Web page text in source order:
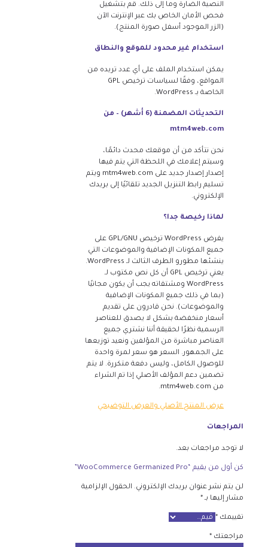
النصية الضارة وما إلى ذلك. قم بتشغيل
فحص الأمان الخاص بك عبر الإنترنت الآن
(الزر الموجود أسفل صورة المنتج).
استخدام غير محدود للموقع والنطاق
يمكن استخدام الملف على أي عدد تريده من
المواقع، وفقًا لسياسات ترخيص GPL
الخاصة بـ WordPress.
التحديثات المضمنة (6 أشهر) – من
mtm4web.com
نحن نتأكد من أن موقعك محدث دائمًا،
وسيتم إعلامك في اللحظة التي يتم فيها
إصدار إصدار جديد على mtm4web.com ويتم
تسليم رابط التنزيل الجديد تلقائيًا إلى بريدك
الإلكتروني.
لماذا رخيصة جدا؟
يفرض WordPress ترخيص GPL/GNU على
جميع المكونات الإضافية والموضوعات التي
ينشئها مطورو الطرف الثالث لـ WordPress.
يعني ترخيص GPL أن كل نص مكتوب لـ
WordPress ومشتقاته يجب أن يكون مجانيًا
(بما في ذلك جميع المكونات الإضافية
والموضوعات). نحن قادرون على تقديم
أسعار منخفضة بشكل لا يصدق للعناصر
الرسمية نظرًا لحقيقة أننا نشتري جميع
العناصر مباشرة من المؤلفين ونعيد توزيعها
على الجمهور. السعر هو سعر لمرة واحدة
للوصول الكامل، وليس دفعة متكررة. لا يتم
تضمين دعم المؤلف الأصلي إذا تم الشراء
من mtm4web.com.
عرض المنتج الأصلي والعرض التوضيحي
المراجعات
لا توجد مراجعات بعد.
كن أول من يقيم “WooCommerce Germanized Pro”
لن يتم نشر عنوان بريدك الإلكتروني.
الحقول الإلزامية
مشار إليها بـ *
تقييمك *
مراجعتك *